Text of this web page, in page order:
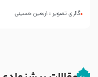
گالری تصویر : اربعین حسینی